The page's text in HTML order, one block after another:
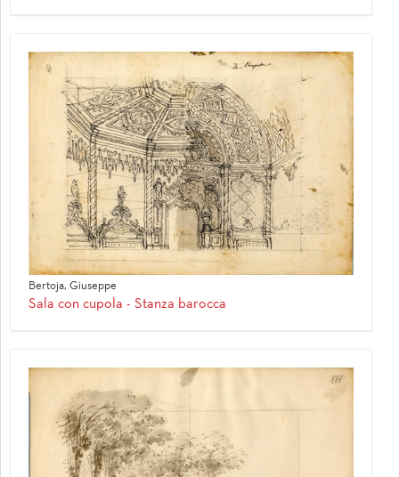
Bertoja, Giuseppe
Sala con cupola - Stanza barocca